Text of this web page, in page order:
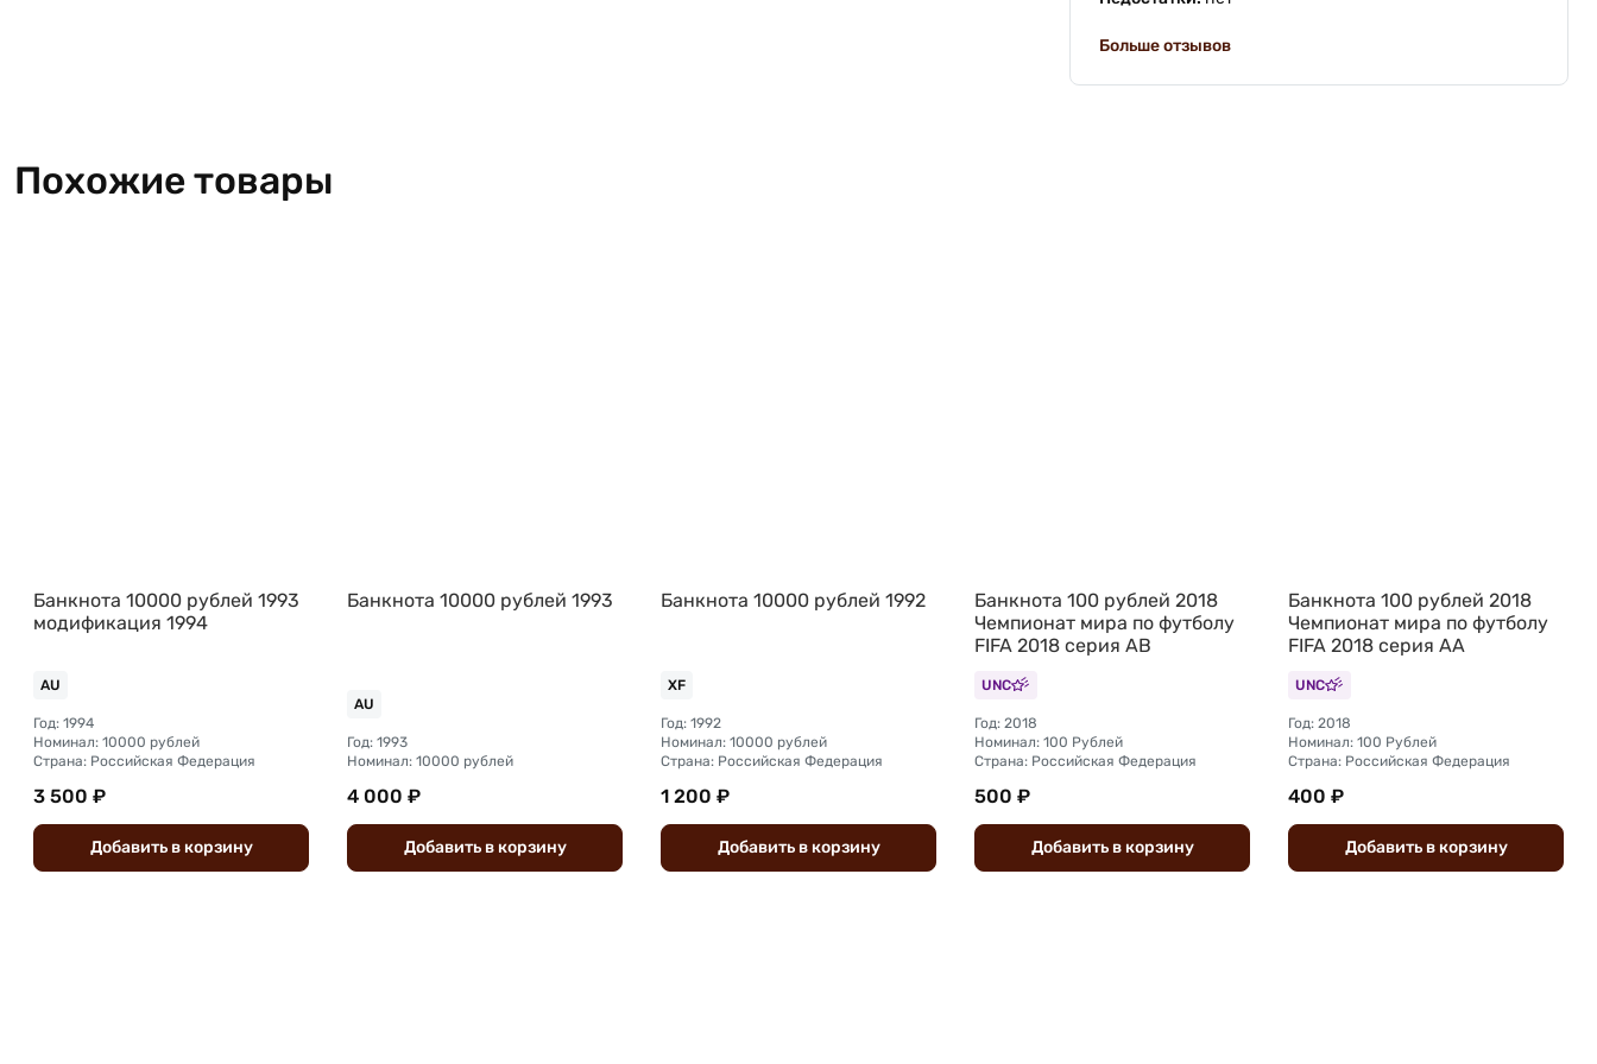
Больше отзывов
Похожие товары
Банкнота 10000 рублей 1993
модификация 1994
AU
Год: 1994
Номинал: 10000 рублей
Страна: Российская Федерация
3 500 ₽
Добавить вкорзину
Банкнота 10000 рублей 1993
AU
Год: 1993
Номинал: 10000 рублей
4 000 ₽
Добавить вкорзину
Банкнота 10000 рублей 1992
XF
Год: 1992
Номинал: 10000 рублей
Страна: Российская Федерация
1 200 ₽
Добавить вкорзину
Банкнота 100 рублей 2018
Чемпионат мира по футболу
FIFA 2018 серия АВ
UNC
Год: 2018
Номинал: 100 Рублей
Страна: Российская Федерация
500 ₽
Добавить вкорзину
Банкнота 100 рублей 2018
Чемпионат мира по футболу
FIFA 2018 серия АА
UNC
Год: 2018
Номинал: 100 Рублей
Страна: Российская Федерация
400 ₽
Добавить вкорзину